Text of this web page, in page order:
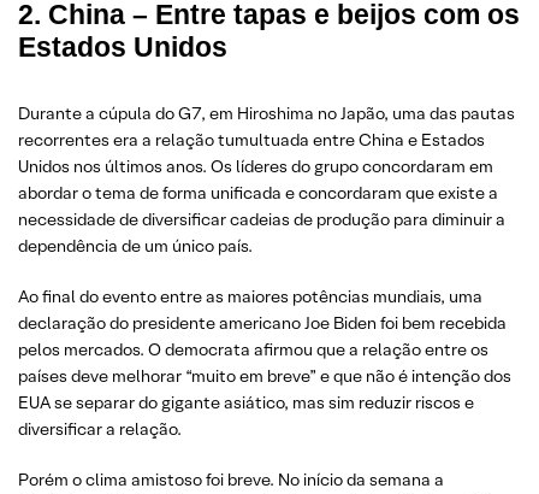
2. China – Entre tapas e beijos com os
Estados Unidos
Durante a cúpula do G7, em Hiroshima no Japão, uma das pautas
recorrentes era a relação tumultuada entre China e Estados
Unidos nos últimos anos. Os líderes do grupo concordaram em
abordar o tema de forma unificada e concordaram que existe a
necessidade de diversificar cadeias de produção para diminuir a
dependência de um único país.
Ao final do evento entre as maiores potências mundiais, uma
declaração do presidente americano Joe Biden foi bem recebida
pelos mercados. O democrata afirmou que a relação entre os
países deve melhorar “muito em breve” e que não é intenção dos
EUA se separar do gigante asiático, mas sim reduzir riscos e
diversificar a relação.
Porém o clima amistoso foi breve. No início da semana a